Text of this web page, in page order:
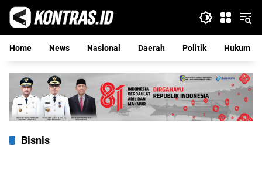
Langsung
konten
Home
News Nasional Daerah Politik Hukum
Bisnis